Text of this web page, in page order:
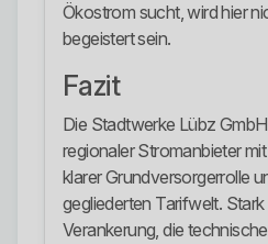
Ökostrom sucht, wird hier
begeistert sein.
Fazit
Die Stadtwerke Lübz
regionaler Stromanbieter
klarer Grundversorgerrolle
gegliederten Tarifwelt. Stark
Verankerung, die